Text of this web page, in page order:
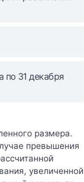
по 31 декабря
размера.
превышения
увеличенной